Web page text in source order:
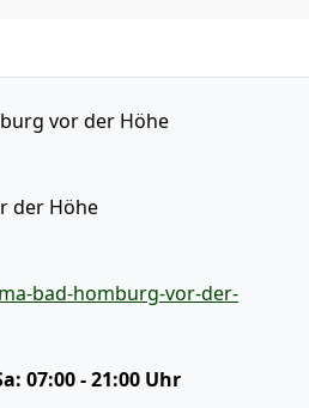
vor der Höhe
der Höhe
bad-homburg-vor-der-
07:00 - 21:00 Uhr